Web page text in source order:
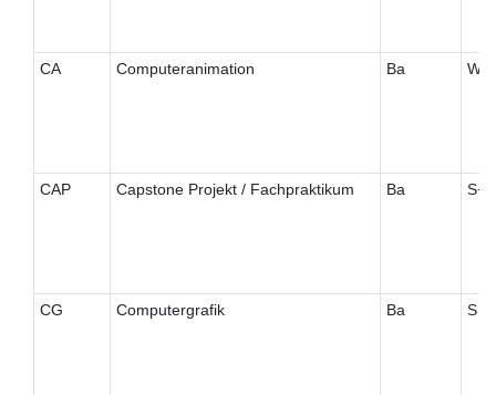
CA Computeranimation Ba W
CAP Capstone Projekt / Fachpraktikum Ba
CG Computergrafik Ba S